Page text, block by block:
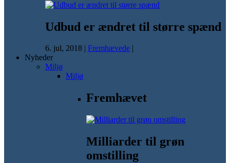
Udbud er ændret til større spænd
6. jul, 2018 | Fremhævede |
Nyheder
Miljø
Miljø
Fremhævet
Milliarder til grøn
omstilling